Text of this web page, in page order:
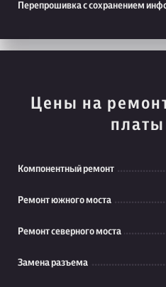
Перепрошивка с сохранением
Цены на
платы
Компонентный ремонт
Ремонт южного моста
Ремонт северного моста
Замена разъема